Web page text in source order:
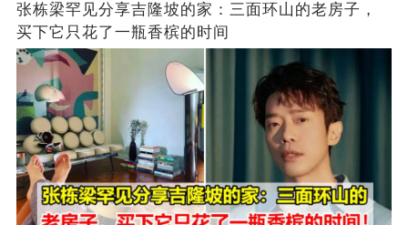
张栋梁罕见分享吉隆坡的家：三面环山的老房子，
买下它只花了一瓶香槟的时间